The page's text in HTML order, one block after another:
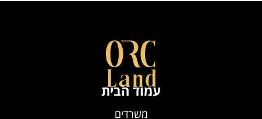
עמוד הבית
משרדים